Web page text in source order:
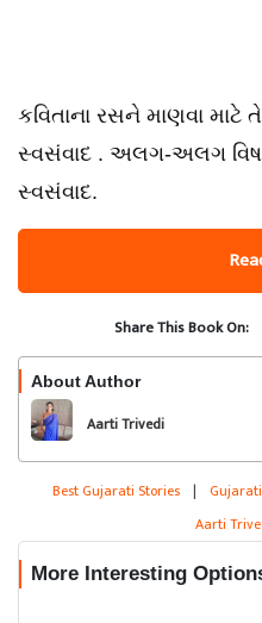
કવિતાના રસને માણવા માટે
સ્વસંવાદ . અલગ-અલગ
સ્વસંવાદ.
Share This Book On:
About Author
Aarti Trivedi
Best Gujarati Stories | Gujarati
Aarti
More Interesting